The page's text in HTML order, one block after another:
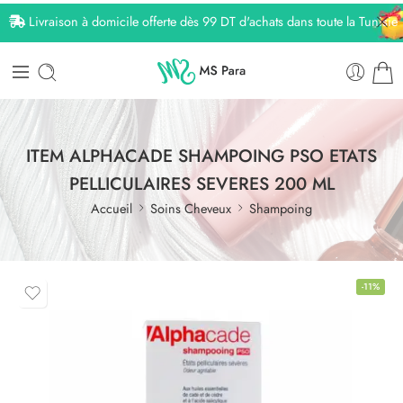
Livraison à domicile offerte dès 99 DT d'achats dans toute la Tunisie
ITEM ALPHACADE SHAMPOING PSO ETATS
PELLICULAIRES SEVERES 200 ML
Accueil Soins Cheveux Shampoing
-11%